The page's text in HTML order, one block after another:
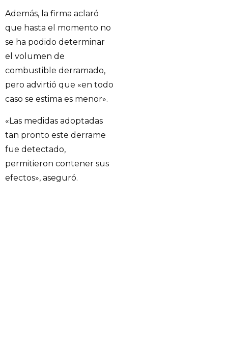
Además, la firma aclaró
que hasta el momento no
se ha podido determinar
el volumen de
combustible derramado,
pero advirtió que «en todo
caso se estima es menor».
«Las medidas adoptadas
tan pronto este derrame
fue detectado,
permitieron contener sus
efectos», aseguró.